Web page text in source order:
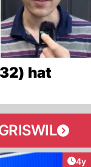
hat
4y